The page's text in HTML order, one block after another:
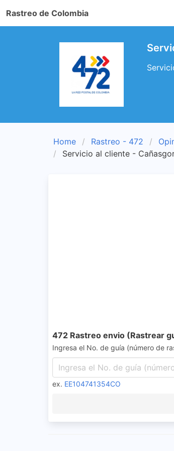
Rastreo de Colombia
Home Rastreo - 472
Servicio al cliente -
472 Rastreo envio (Rastrear
Ingresa el No. de guía (número de
ex. EE104741354CO